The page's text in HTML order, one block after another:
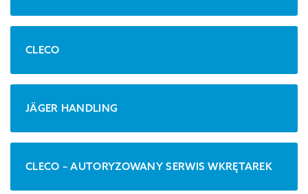
CLECO
JÄGER HANDLING
CLECO – AUTORYZOWANY SERWIS WKRĘTAREK